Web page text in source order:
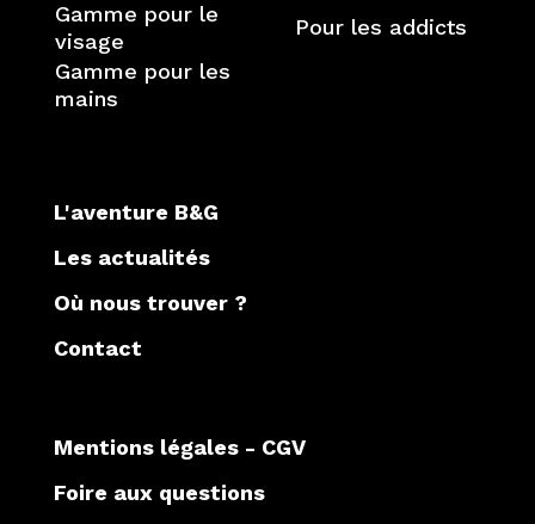
Gamme pour le
visage
Pour les addicts
Gamme pour les
mains
L'aventure B&G
Les actualités
Où nous trouver ?
Contact
Mentions légales- CGV
Foire aux questions